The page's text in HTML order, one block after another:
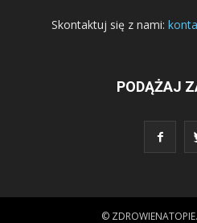
Skontaktuj się z nami:
PODĄŻAJ
©